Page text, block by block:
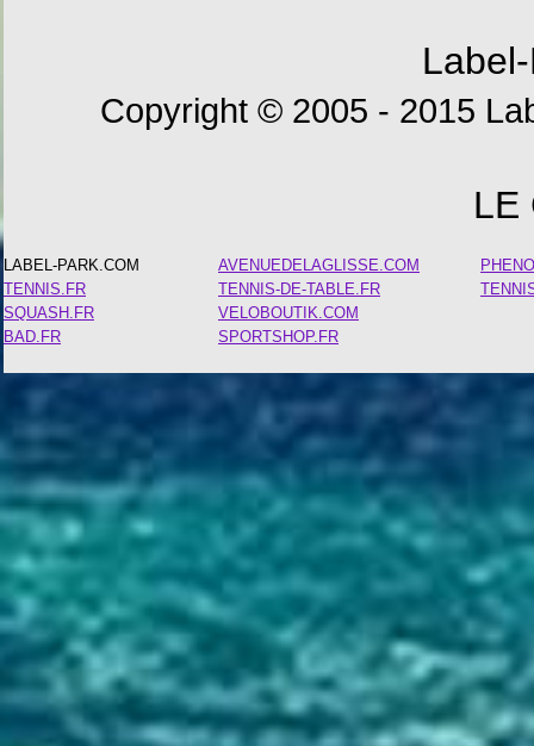
Copyright © 2005 - 2015
LE
LABEL-PARK.COM
TENNIS.FR
SQUASH.FR
BAD.FR
AVENUEDELAGLISSE.COM
TENNIS-DE-TABLE.FR
VELOBOUTIK.COM
SPORTSHOP.FR